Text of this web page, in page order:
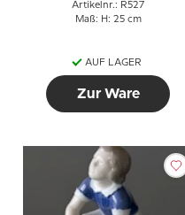
Artikelnr.: R527
Maß: H: 25 cm
AUF LAGER
Zur Ware